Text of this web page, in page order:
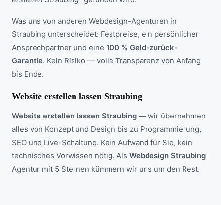
Was uns von anderen Webdesign-Agenturen in
Straubing unterscheidet: Festpreise, ein persönlicher
Ansprechpartner und eine 100 % Geld-zurück-
Garantie. Kein Risiko — volle Transparenz von Anfang
bis Ende.
Website erstellen lassen Straubing
Website erstellen lassen Straubing — wir übernehmen
alles von Konzept und Design bis zu Programmierung,
SEO und Live-Schaltung. Kein Aufwand für Sie, kein
technisches Vorwissen nötig. Als Webdesign Straubing
Agentur mit 5 Sternen kümmern wir uns um den Rest.